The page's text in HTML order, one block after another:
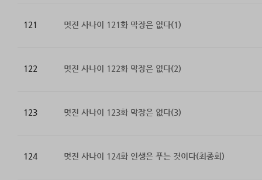
121 멋진 사나이 121화 막장은 없다(1)
122 멋진 사나이 122화 막장은 없다(2)
123 멋진 사나이 123화 막장은 없다(3)
124 멋진 사나이 124화 인생은 푸는 것이다(최종회)